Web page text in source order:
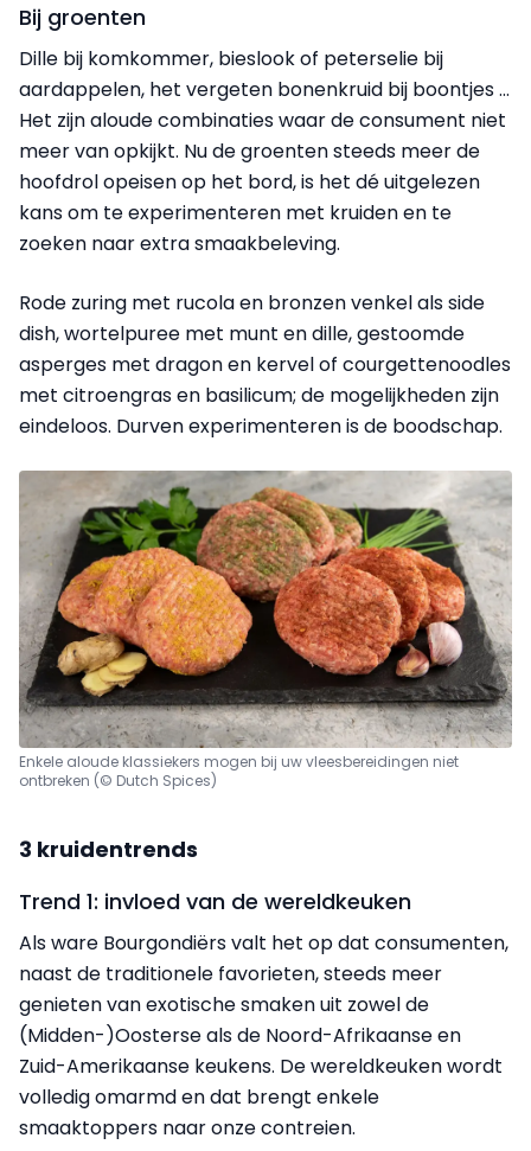
Bij groenten
Dille bij komkommer, bieslook of peterselie bij
aardappelen, het vergeten bonenkruid bij boontjes …
Het zijn aloude combinaties waar de consument niet
meer van opkijkt. Nu de groenten steeds meer de
hoofdrol opeisen op het bord, is het dé uitgelezen
kans om te experimenteren met kruiden en te
zoeken naar extra smaakbeleving.
Rode zuring met rucola en bronzen venkel als side
dish, wortelpuree met munt en dille, gestoomde
asperges met dragon en kervel of courgettenoodles
met citroengras en basilicum; de mogelijkheden zijn
eindeloos. Durven experimenteren is de boodschap.
Enkele aloude klassiekers mogen bij uw vleesbereidingen niet
ontbreken (© Dutch Spices)
3 kruidentrends
Trend 1: invloed van de wereldkeuken
Als ware Bourgondiërs valt het op dat consumenten,
naast de traditionele favorieten, steeds meer
genieten van exotische smaken uit zowel de
(Midden-)Oosterse als de Noord-Afrikaanse en
Zuid-Amerikaanse keukens. De wereldkeuken wordt
volledig omarmd en dat brengt enkele
smaaktoppers naar onze contreien.